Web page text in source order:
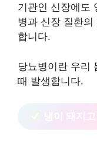
기관인 신장에도
병과 신장 질환
합니다.
당뇨병이란 우리
때 발생합니다.
냉이 돼지